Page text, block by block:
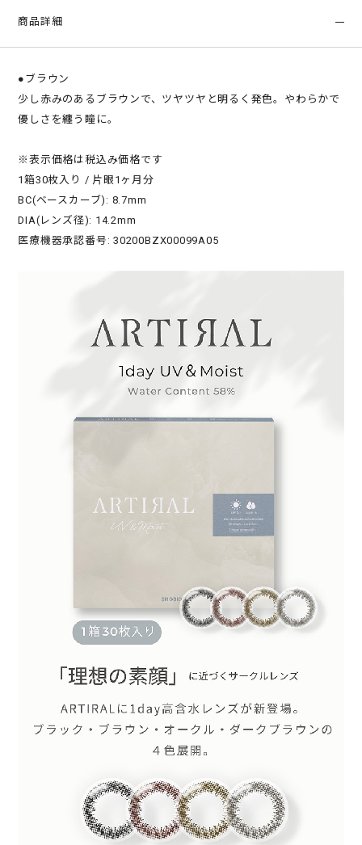
商品詳細
●ブラウン
少し赤みのあるブラウンで、ツヤツヤと明るく発色。やわらかで
優しさを纏う瞳に。
※表示価格は税込み価格です
1箱30枚入り / 片眼1ヶ月分
BC(ベースカーブ): 8.7mm
DIA(レンズ径): 14.2mm
医療機器承認番号: 30200BZX00099A05